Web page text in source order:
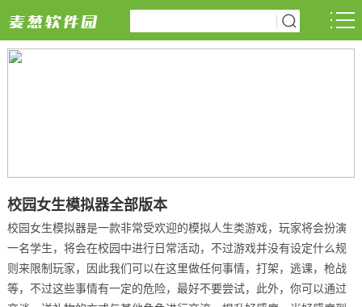
校园女生模拟器全部版本
校园女生模拟器是一款非常受欢迎的模拟人生类游戏，玩家将会扮演
一名学生，将会在校园中进行日常活动，不过游戏并没有设定什么规
则来限制玩家，因此我们可以在这里做任何事情，打架，逃课，枪战
等，不过这些事情有一定的危险，最好不要尝试，此外，你可以通过